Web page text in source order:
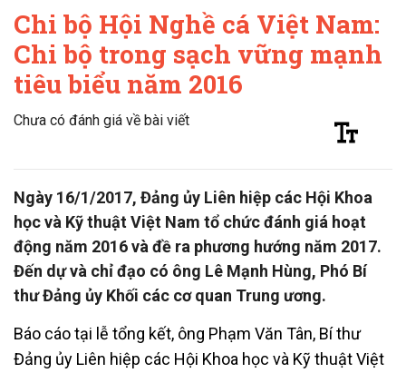
Chi bộ Hội Nghề cá Việt Nam:
Chi bộ trong sạch vững mạnh
tiêu biểu năm 2016
Chưa có đánh giá về bài viết
Ngày 16/1/2017, Đảng ủy Liên hiệp các Hội Khoa
học và Kỹ thuật Việt Nam tổ chức đánh giá hoạt
động năm 2016 và đề ra phương hướng năm 2017.
Đến dự và chỉ đạo có ông Lê Mạnh Hùng, Phó Bí
thư Đảng ủy Khối các cơ quan Trung ương.
Báo cáo tại lễ tổng kết, ông Phạm Văn Tân, Bí thư
Đảng ủy Liên hiệp các Hội Khoa học và Kỹ thuật Việt